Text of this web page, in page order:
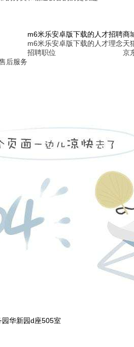
后服务
m6米乐安卓版下载的人才招聘
m6米乐安卓版下载的人才理念
招聘职位
商
天
京
华新园d座505室